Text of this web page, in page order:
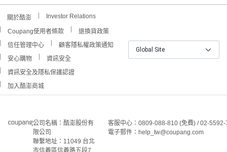
關於酷澎 Investor Relations
Coupang使用者條款
退換貨政策
信任管理中心
顧客隱私權政策通知
安心購物
資訊安全
資訊安全及隱私保護認證
加入酷澎商城
Global Site
公司名稱：酷澎股份有
限公司
聯繫地址：11049 台北
市信義區信義路五段7
客服中心：0809-088-810 (免費) / 02-
電子郵件：help_tw@coupang.com